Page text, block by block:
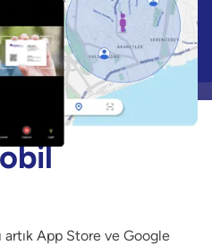
artık App Store ve Google